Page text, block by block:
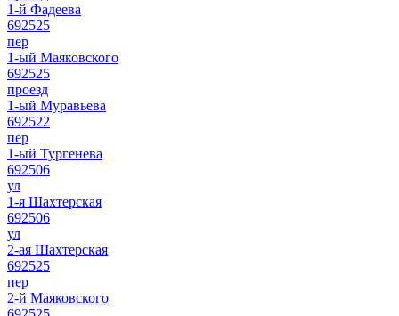
1-й Фадеева
692525
пер
1-ый Маяковского
692525
проезд
1-ый Муравьева
692522
пер
1-ый Тургенева
692506
ул
1-я Шахтерская
692506
ул
2-ая Шахтерская
692525
пер
2-й Маяковского